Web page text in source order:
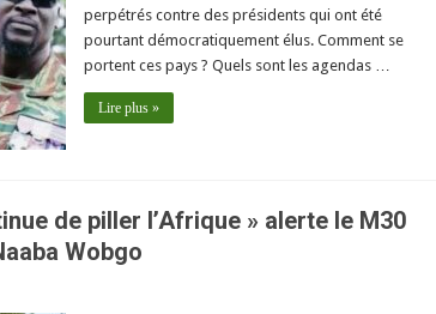
perpétrés contre des présidents qui ont été
pourtant démocratiquement élus. Comment se
portent ces pays ? Quels sont les agendas …
Lire plus »
de piller l’Afrique » alerte le M30
Wobgo